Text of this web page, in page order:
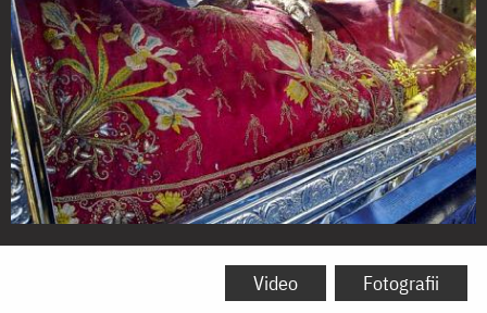
Sursa:
http://apantaortodoxias.blogspot.ro/2011/03/
Video Fotografii